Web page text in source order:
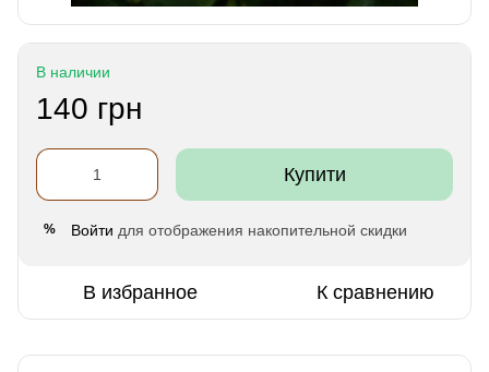
В наличии
140 грн
Купити
% Войти для отображения накопительной скидки
В избранное К сравнению